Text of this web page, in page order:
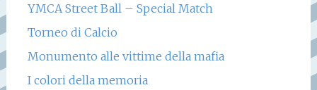
YMCA Street Ball – Special Match
Torneo di Calcio
Monumento alle vittime della mafia
I colori della memoria